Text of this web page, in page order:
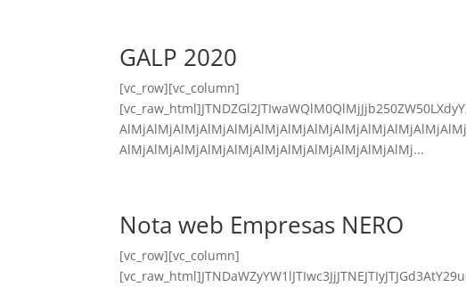
GALP 2020
[vc_row][vc_column]
AlMjAlMjAlMjAlMjAlMjAlMjAlMjAlMjAlMjAlMjAlMj...
Nota web Empresas NERO
[vc_row][vc_column]